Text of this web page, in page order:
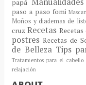
papá
paso a paso fomi
Moños y diademas de
cruzRecetas
postres Recetas de
de Belleza Tips
Tratamientos para el cabello
relajación